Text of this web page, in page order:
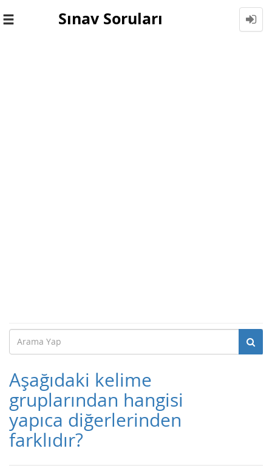
Toggle
Sınav Soruları
Aşağıdaki kelime
gruplarından hangisi
yapıca diğerlerinden
farklıdır?